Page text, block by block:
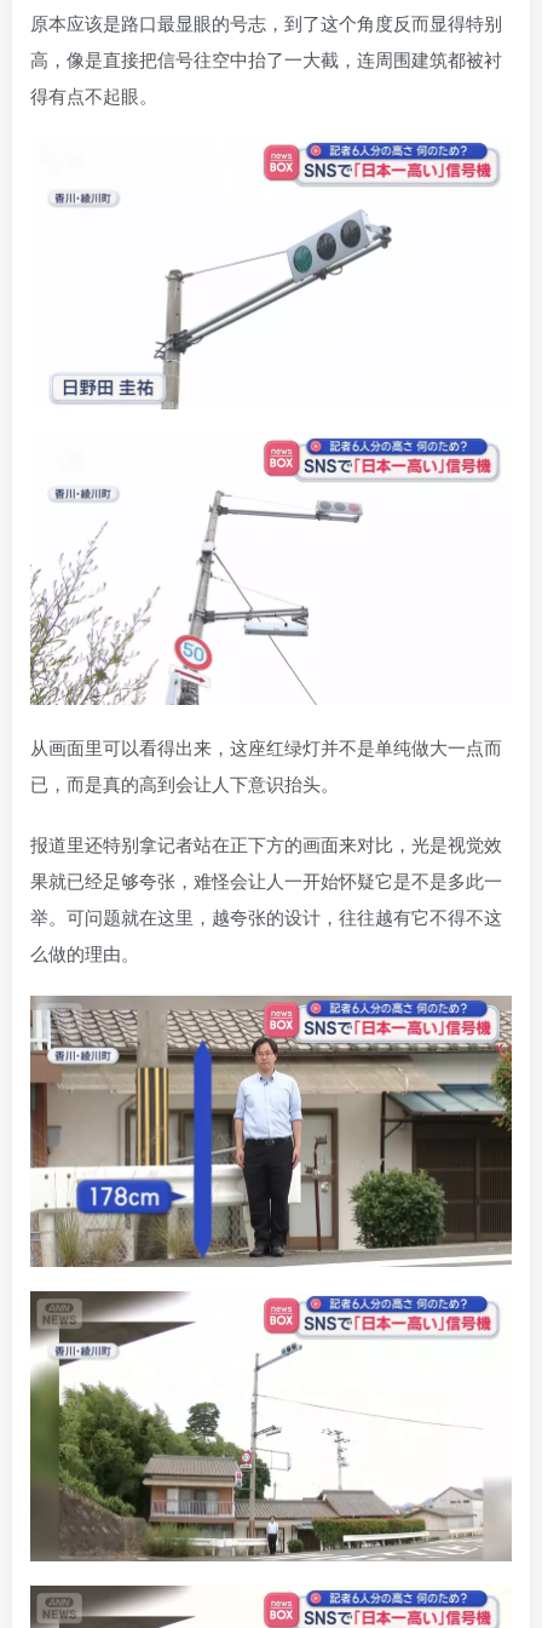
原本应该是路口最显眼的号志，到了这个角度反而显得特别
高，像是直接把信号往空中抬了一大截，连周围建筑都被衬
得有点不起眼。
从画面里可以看得出来，这座红绿灯并不是单纯做大一点而
已，而是真的高到会让人下意识抬头。
报道里还特别拿记者站在正下方的画面来对比，光是视觉效
果就已经足够夸张，难怪会让人一开始怀疑它是不是多此一
举。可问题就在这里，越夸张的设计，往往越有它不得不这
么做的理由。